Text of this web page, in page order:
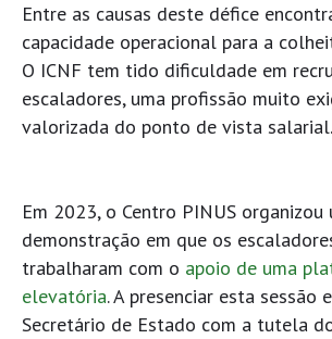
Entre as causas deste défice
capacidade operacional para a
O ICNF tem tido dificuldade em
escaladores, uma profissão muito
valorizada do ponto de vista salarial.
Em 2023, o Centro PINUS organizou
demonstração em que os
trabalharam com o apoio de uma
elevatória. A presenciar esta sessão
Secretário de Estado com a tutela